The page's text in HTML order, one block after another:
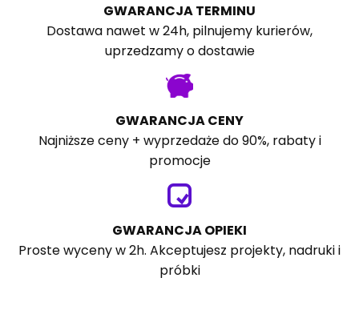
GWARANCJA TERMINU
Dostawa nawet w 24h, pilnujemy kurierów,
uprzedzamy o dostawie
GWARANCJA CENY
Najniższe ceny + wyprzedaże do 90%, rabaty i
promocje
GWARANCJA OPIEKI
Proste wyceny w 2h. Akceptujesz projekty, nadruki i
próbki